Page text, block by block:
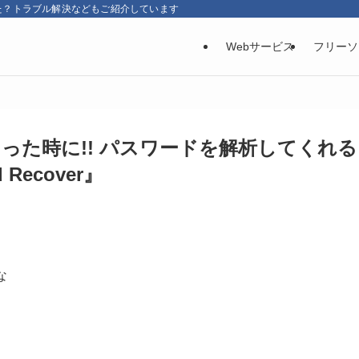
トラブル解決などもご紹介しています
Webサービス フリー
た時に!! パスワードを解析してくれる
』